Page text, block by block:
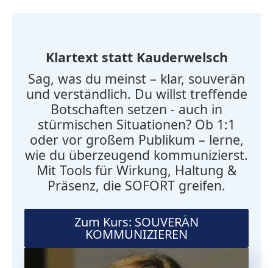
Klartext statt Kauderwelsch
Sag, was du meinst – klar, souverän
und verständlich. Du willst treffende
Botschaften setzen - auch in
stürmischen Situationen? Ob 1:1
oder vor großem Publikum – lerne,
wie du überzeugend kommunizierst.
Mit Tools für Wirkung, Haltung &
Präsenz, die SOFORT greifen.
Zum Kurs: SOUVERÄN
KOMMUNIZIEREN